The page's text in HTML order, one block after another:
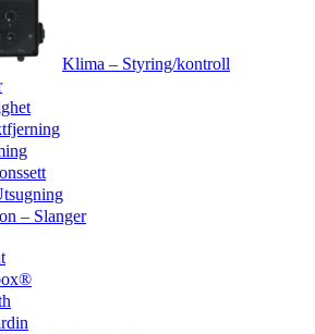
Klima – Styring/kontroll
– Slanger